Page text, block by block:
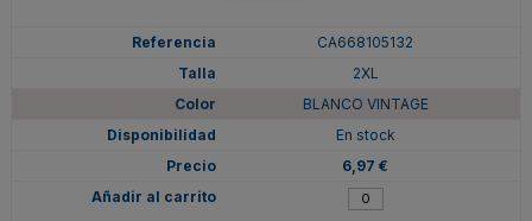
CA668105132
2XL
BLANCO VINTAGE
En stock
6,97 €